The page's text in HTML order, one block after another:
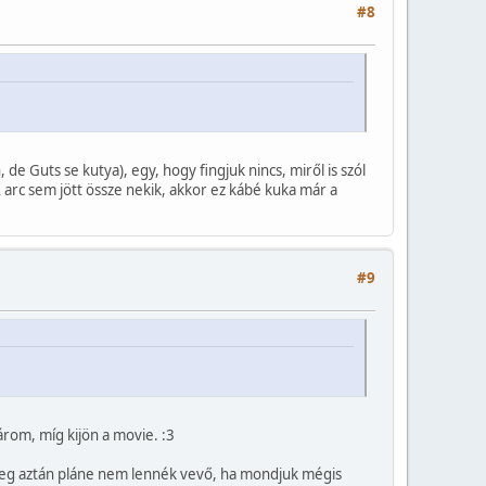
#8
Guts se kutya), egy, hogy fingjuk nincs, miről is szól
sem jött össze nekik, akkor ez kábé kuka már a
#9
míg kijön a movie. :3
aztán pláne nem lennék vevő, ha mondjuk mégis